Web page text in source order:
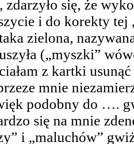
się, że
i do korekty tej
zielona,
(„myszki”
z kartki
mnie
podobny do ….
się na mnie
i „maluchów”